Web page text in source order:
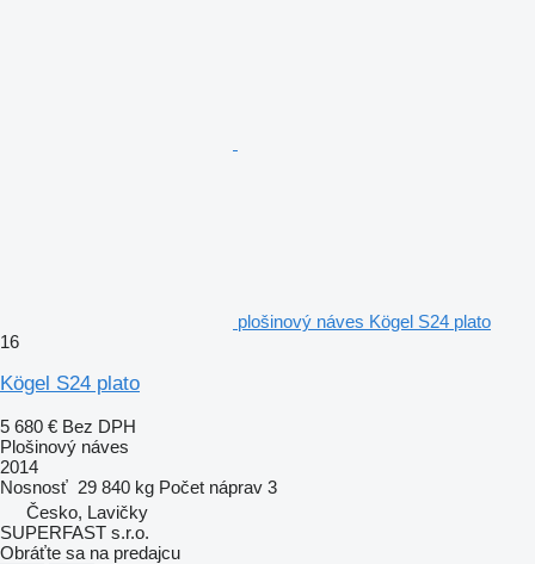
plošinový náves Kögel S24 plato
16
Kögel S24 plato
5 680 € Bez DPH
Plošinový náves
2014
Nosnosť 29 840 kg Počet náprav 3
Česko, Lavičky
SUPERFAST s.r.o.
Obráťte sa na predajcu